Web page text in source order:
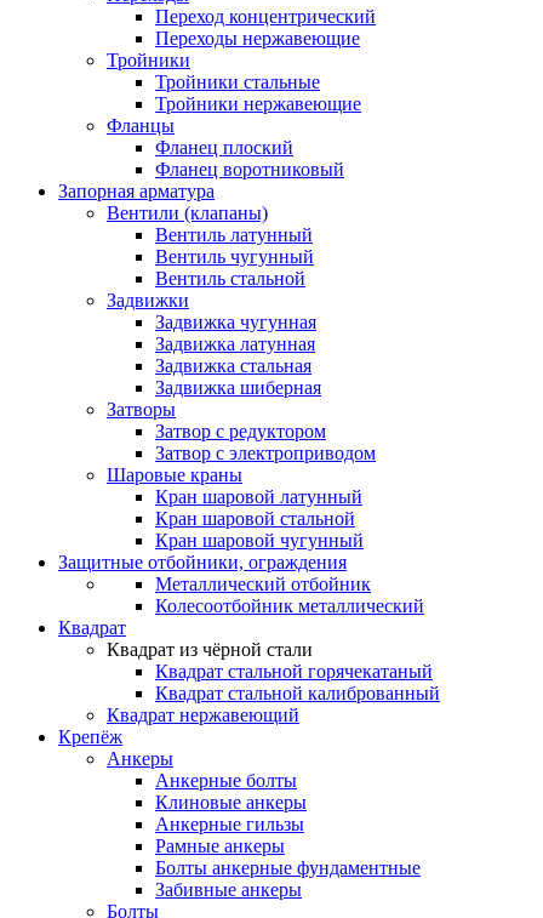
Переход концентрический
Переходы нержавеющие
Тройники
Тройники стальные
Тройники нержавеющие
Фланцы
Фланец плоский
Фланец воротниковый
Запорная арматура
Вентили (клапаны)
Вентиль латунный
Вентиль чугунный
Вентиль стальной
Задвижки
Задвижка чугунная
Задвижка латунная
Задвижка стальная
Задвижка шиберная
Затворы
Затвор с редуктором
Затвор с электроприводом
Шаровые краны
Кран шаровой латунный
Кран шаровой стальной
Кран шаровой чугунный
Защитные отбойники, ограждения
Металлический отбойник
Колесоотбойник металлический
Квадрат
Квадрат из чёрной стали
Квадрат стальной горячекатаный
Квадрат стальной калиброванный
Квадрат нержавеющий
Крепёж
Анкеры
Анкерные болты
Клиновые анкеры
Анкерные гильзы
Рамные анкеры
Болты анкерные фундаментные
Забивные анкеры
Болты